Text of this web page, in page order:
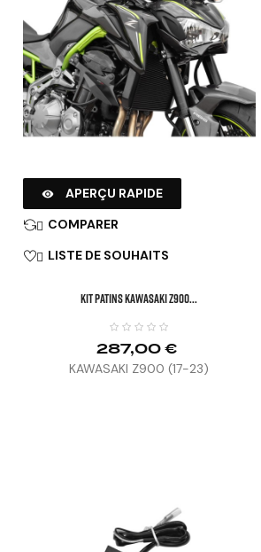
 APERÇU RAPIDE
 COMPARER
 LISTE DE SOUHAITS
KIT PATINS KAWASAKI Z900...
287,00 €
KAWASAKI Z900 (17-23)